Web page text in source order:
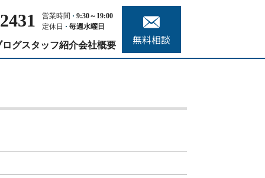
営業時間
9:30～19:00
定休日
毎週水曜日
ログスタッフ紹介会社概要 無料相談